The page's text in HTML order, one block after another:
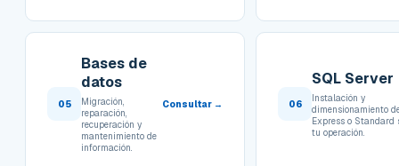
05
Bases de
datos
Migración,
reparación,
recuperación y
mantenimiento de
información.
Consultar → 06
SQL Server
Instalación y
dimensionamiento
Express o Standard
tu operación.